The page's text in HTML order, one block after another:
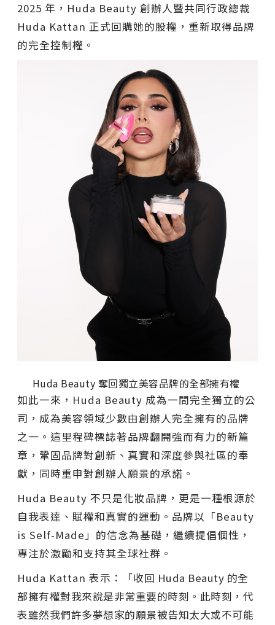
2025 年，Huda Beauty 創辦人暨共同行政總裁
Huda Kattan 正式回購她的股權，重新取得品牌
的完全控制權。
Huda Beauty 奪回獨立美容品牌的全部擁有權
如此一來，Huda Beauty 成為一間完全獨立的公
司，成為美容領域少數由創辦人完全擁有的品牌
之一。這里程碑標誌著品牌翻開強而有力的新篇
章，鞏固品牌對創新、真實和深度參與社區的奉
獻，同時重申對創辦人願景的承諾。
Huda Beauty 不只是化妝品牌，更是一種根源於
自我表達、賦權和真實的運動。品牌以「Beauty
is Self-Made」的信念為基礎，繼續提倡個性，
專注於激勵和支持其全球社群。
Huda Kattan 表示：「收回 Huda Beauty 的全
部擁有權對我來說是非常重要的時刻。此時刻，代
表雖然我們許多夢想家的願景被告知太大或不可能